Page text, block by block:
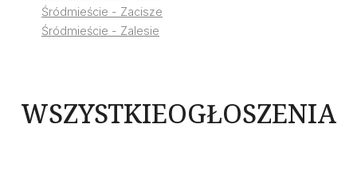
Śródmieście - Zacisze
Śródmieście - Zalesie
WSZYSTKIEOGŁOSZENIA